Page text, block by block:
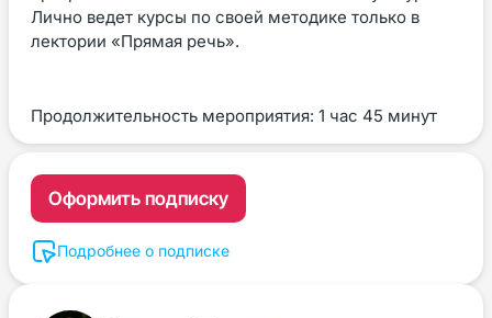
Лично ведет курсы по своей методике только в
лектории «Прямая речь».
Продолжительность мероприятия: 1 час 45 минут
Оформить подписку
Подробнее о подписке